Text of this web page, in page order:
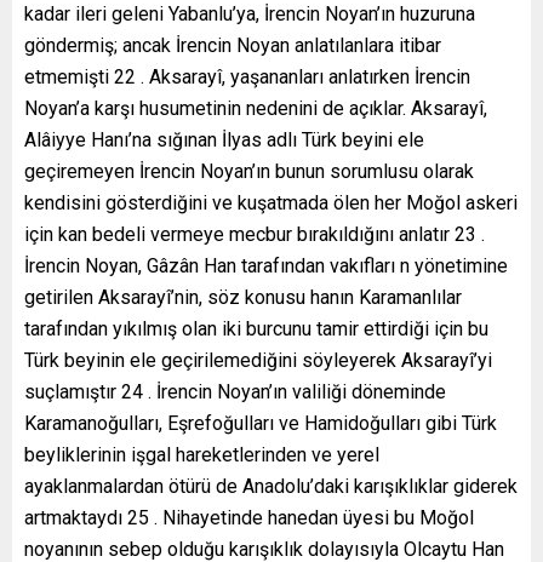
kadar ileri geleni Yabanlu’ya, İrencin Noyan’ın huzuruna
göndermiş; ancak İrencin Noyan anlatılanlara itibar
etmemişti 22 . Aksarayî, yaşananları anlatırken İrencin
Noyan’a karşı husumetinin nedenini de açıklar. Aksarayî,
Alâiyye Hanı’na sığınan İlyas adlı Türk beyini ele
geçiremeyen İrencin Noyan’ın bunun sorumlusu olarak
kendisini gösterdiğini ve kuşatmada ölen her Moğol askeri
için kan bedeli vermeye mecbur bırakıldığını anlatır 23 .
İrencin Noyan, Gâzân Han tarafından vakıfları n yönetimine
getirilen Aksarayî’nin, söz konusu hanın Karamanlılar
tarafından yıkılmış olan iki burcunu tamir ettirdiği için bu
Türk beyinin ele geçirilemediğini söyleyerek Aksarayî’yi
suçlamıştır 24 . İrencin Noyan’ın valiliği döneminde
Karamanoğulları, Eşrefoğulları ve Hamidoğulları gibi Türk
beyliklerinin işgal hareketlerinden ve yerel
ayaklanmalardan ötürü de Anadolu’daki karışıklıklar giderek
artmaktaydı 25 . Nihayetinde hanedan üyesi bu Moğol
noyanının sebep olduğu karışıklık dolayısıyla Olcaytu Han